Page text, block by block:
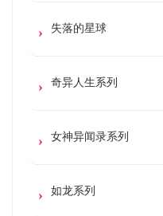
失落的星球
奇异人生系列
女神异闻录系列
如龙系列